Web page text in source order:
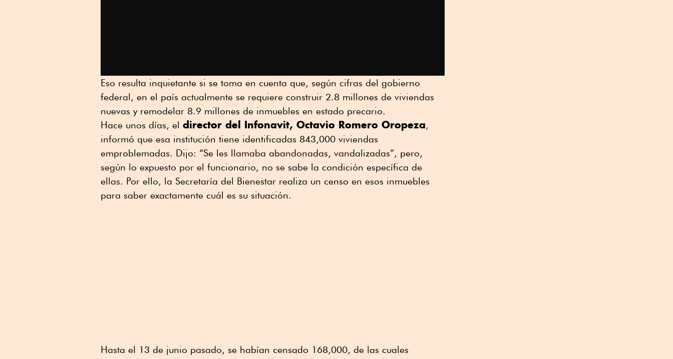
Eso resulta inquietante si se toma en cuenta que, según cifras del gobierno
federal, en el país actualmente se requiere construir 2.8 millones de viviendas
nuevas y remodelar 8.9 millones de inmuebles en estado precario.
Hace unos días, el director del Infonavit, Octavio Romero Oropeza,
informó que esa institución tiene identificadas 843,000 viviendas
emproblemadas. Dijo: “Se les llamaba abandonadas, vandalizadas”, pero,
según lo expuesto por el funcionario, no se sabe la condición específica de
ellas. Por ello, la Secretaría del Bienestar realiza un censo en esos inmuebles
para saber exactamente cuál es su situación.
Hasta el 13 de junio pasado, se habían censado 168,000, de las cuales